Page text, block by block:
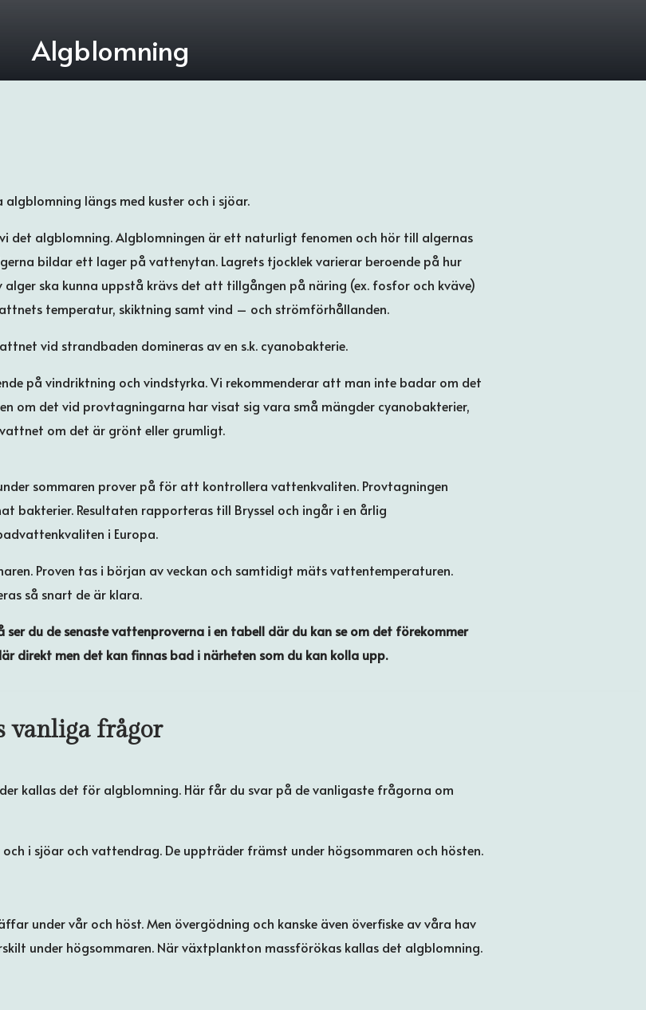
Algblomning
längs med kuster och i sjöar.
det algblomning. Algblomningen är ett naturligt fenomen och hör till algernas
bildar ett lager på vattenytan. Lagrets tjocklek varierar beroende på hur
ska kunna uppstå krävs det att tillgången på näring (ex. fosfor och kväve)
temperatur, skiktning samt vind – och strömförhållanden.
vid strandbaden domineras av en s.k. cyanobakterie.
på vindriktning och vindstyrka. Vi rekommenderar att man inte badar om det
om det vid provtagningarna har visat sig vara små mängder cyanobakterier,
om det är grönt eller grumligt.
sommaren prover på för att kontrollera vattenkvaliten. Provtagningen
bakterier. Resultaten rapporteras till Bryssel och ingår i en årlig
i Europa.
Proven tas i början av veckan och samtidigt mäts vattentemperaturen.
så snart de är klara.
du de senaste vattenproverna i en tabell där du kan se om det förekommer
direkt men det kan finnas bad i närheten som du kan kolla upp.
vanliga frågor
kallas det för algblomning. Här får du svar på de vanligaste frågorna om
i sjöar och vattendrag. De uppträder främst under högsommaren och hösten.
under vår och höst. Men övergödning och kanske även överfiske av våra hav
under högsommaren. När växtplankton massförökas kallas det algblomning.